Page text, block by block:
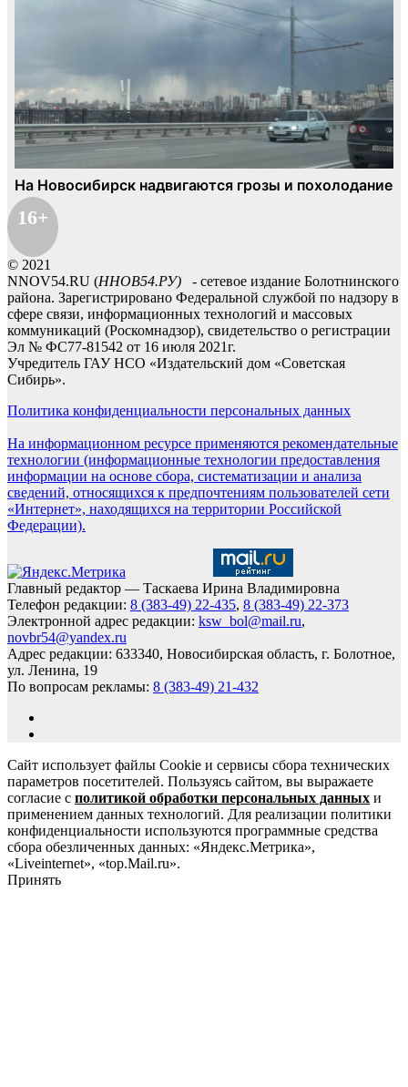
16+
© 2021
NNOV54.RU (ННОВ54.РУ) - сетевое издание Болотнинского
района. Зарегистрировано Федеральной службой по надзору в
сфере связи, информационных технологий и массовых
коммуникаций (Роскомнадзор), свидетельство о регистрации
Эл № ФС77-81542 от 16 июля 2021г.
Учредитель ГАУ НСО «Издательский дом «Советская
Сибирь».
Политика конфиденциальности персональных данных
На информационном ресурсе применяются рекомендательные
технологии (информационные технологии предоставления
информации на основе сбора, систематизации и анализа
сведений, относящихся к предпочтениям пользователей сети
«Интернет», находящихся на территории Российской
Федерации).
Главный редактор — Таскаева Ирина Владимировна
Телефон редакции: 8 (383-49) 22-435, 8 (383-49) 22-373
Электронной адрес редакции: ksw_bol@mail.ru,
novbr54@yandex.ru
Адрес редакции: 633340, Новосибирская область, г. Болотное,
ул. Ленина, 19
По вопросам рекламы: 8 (383-49) 21-432
Сайт использует файлы Cookie и сервисы сбора технических
параметров посетителей. Пользуясь сайтом, вы выражаете
согласие с политикой обработки персональных данных и
применением данных технологий. Для реализации политики
конфиденциальности используются программные средства
сбора обезличенных данных: «Яндекс.Метрика»,
«Liveinternet», «top.Mail.ru».
Принять